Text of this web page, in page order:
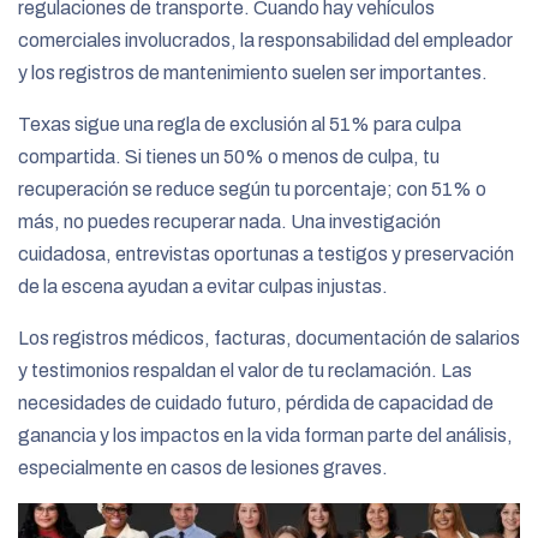
regulaciones de transporte. Cuando hay vehículos
comerciales involucrados, la responsabilidad del empleador
y los registros de mantenimiento suelen ser importantes.
Texas sigue una regla de exclusión al 51% para culpa
compartida. Si tienes un 50% o menos de culpa, tu
recuperación se reduce según tu porcentaje; con 51% o
más, no puedes recuperar nada. Una investigación
cuidadosa, entrevistas oportunas a testigos y preservación
de la escena ayudan a evitar culpas injustas.
Los registros médicos, facturas, documentación de salarios
y testimonios respaldan el valor de tu reclamación. Las
necesidades de cuidado futuro, pérdida de capacidad de
ganancia y los impactos en la vida forman parte del análisis,
especialmente en casos de lesiones graves.